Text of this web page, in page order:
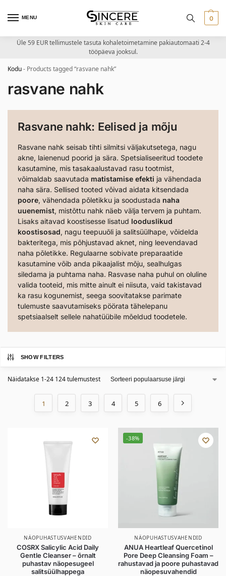
MENU 0
Üle 59 EUR tellimustele tasuta kohaletoimetamine pakiautomaati 2-4
tööpäeva jooksul.
Kodu- Products tagged “rasvane nahk”
rasvane nahk
Rasvane nahk: Eelised ja mõju
Rasvane nahk seisab tihti silmitsi väljakutsetega, nagu
akne, laienenud poorid ja sära. Spetsialiseeritud toodete
kasutamine, mis tasakaalustavad rasu tootmist,
võimaldab saavutada matistamise efekti ja vähendada
naha sära. Sellised tooted võivad aidata kitsendada
poore, vähendada põletikku ja soodustada naha
uuenemist, mistõttu nahk näeb välja tervem ja puhtam.
Lisaks aitavad koostisesse lisatud looduslikud
koostisosad, nagu teepuuõli ja salitsüülhape, võidelda
bakteritega, mis põhjustavad aknet, ning leevendavad
naha põletikke. Regulaarne sobivate preparaatide
kasutamine võib anda pikaajalist mõju, sealhulgas
siledama ja puhtama naha. Rasvase naha puhul on oluline
valida tooteid, mis mitte ainult ei niisuta, vaid takistavad
ka rasu kogunemist, seega soovitatakse parimate
tulemuste saavutamiseks pöörata tähelepanu
spetsiaalselt sellele nahatüübile mõeldud toodetele.
SHOW FILTERS
Näidatakse 1-24 124 tulemustest
1 2 3 4 5 6
NÄOPUHASTUSVAHENDID
COSRX Salicylic Acid Daily
Gentle Cleanser – õrnalt
puhastav näopesugeel
salitsüülhappega
-38%
NÄOPUHASTUSVAHENDID
ANUA Heartleaf Quercetinol
Pore Deep Cleansing Foam –
rahustavad ja poore puhastavad
näopesuvahendid